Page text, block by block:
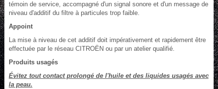
témoin de service, accompagné d'un signal sonore et d'un message de
niveau d'additif du filtre à particules trop faible.
Appoint
La mise à niveau de cet additif doit impérativement et rapidement être
effectuée par le réseau CITROËN ou par un atelier qualifié.
Produits usagés
Évitez tout contact prolongé de l'huile et des liquides usagés avec
la peau.